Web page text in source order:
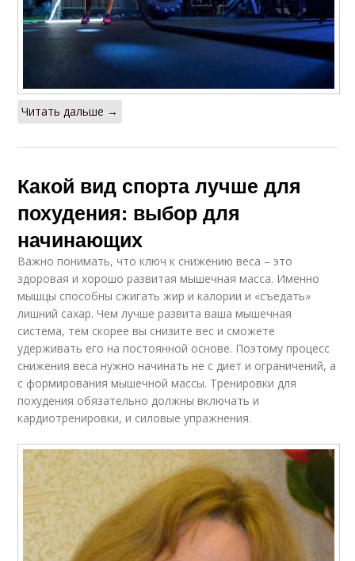
Читать дальше →
Какой вид спорта лучше для
похудения: выбор для
начинающих
Важно понимать, что ключ к снижению веса – это
здоровая и хорошо развитая мышечная масса. Именно
мышцы способны сжигать жир и калории и «съедать»
лишний сахар. Чем лучше развита ваша мышечная
система, тем скорее вы снизите вес и сможете
удерживать его на постоянной основе. Поэтому процесс
снижения веса нужно начинать не с диет и ограничений, а
с формирования мышечной массы. Тренировки для
похудения обязательно должны включать и
кардиотренировки, и силовые упражнения.